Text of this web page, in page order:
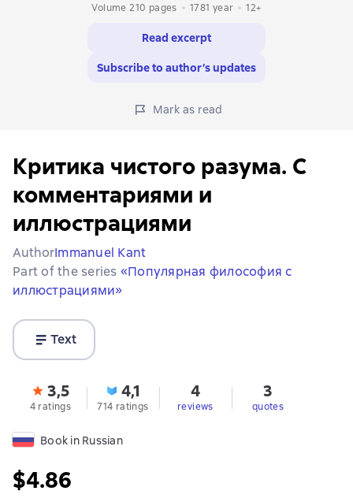
Volume 210 pages
1781 year 12+
Read excerpt
Subscribe to author’s updates
Mark as read
Критика чистого разума. С
комментариями и
иллюстрациями
AuthorImmanuel Kant
Part of the series «Популярная философия с
иллюстрациями»
Text
3,5
4 ratings
4,1
714 ratings
4
reviews
3
quotes
Book in Russian
$4.86